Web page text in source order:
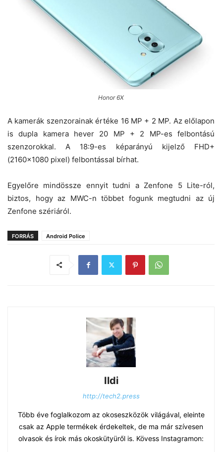
Honor 6X
A kamerák szenzorainak értéke 16 MP + 2 MP. Az előlapon
is dupla kamera hever 20 MP + 2 MP-es felbontású
szenzorokkal. A 18:9-es képarányú kijelző FHD+
(2160×1080 pixel) felbontással bírhat.
Egyelőre mindössze ennyit tudni a Zenfone 5 Lite-ról,
biztos, hogy az MWC-n többet fogunk megtudni az új
Zenfone szériáról.
FORRÁS Android Police
Ildi
http://tech2.press
Több éve foglalkozom az okoseszközök világával, eleinte
csak az Apple termékek érdekeltek, de ma már szívesen
olvasok és írok más okoskütyüről is. Kövess Instagramon: